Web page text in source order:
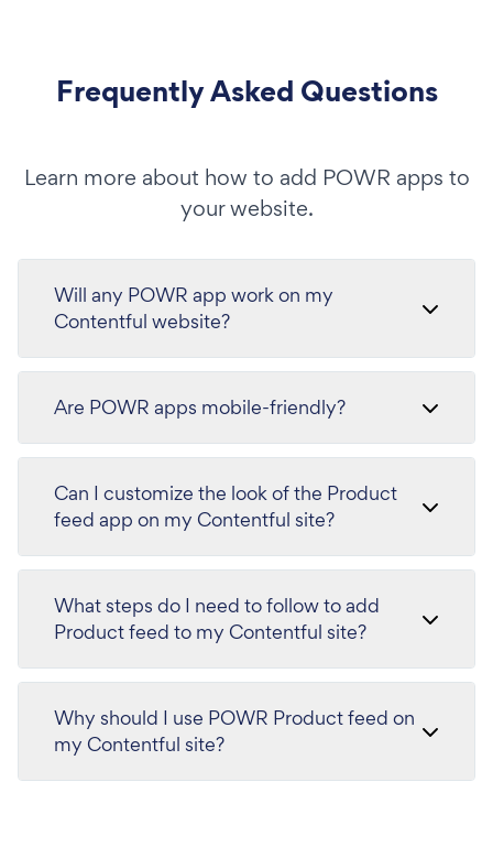
Frequently Asked Questions
Learn more about how to add POWR apps to
your website.
Will any POWR app work on my
Contentful website?
Are POWR apps mobile-friendly?
Can I customize the look of the Product
feed app on my Contentful site?
What steps do I need to follow to add
Product feed to my Contentful site?
Why should I use POWR Product feed on
my Contentful site?